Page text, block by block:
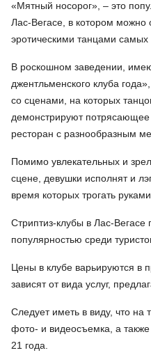
«Мятный носорог», – это
Лас-Вегасе, в котором можно
эротическими танцами самых
В роскошном заведении,
джентльменского клуба
со сценами, на которых
демонстрируют
ресторан с разнообразным
Помимо увлекательных и
сцене, девушки исполнят и
время которых трогать
Стриптиз-клубы в Лас-Вегасе
популярностью среди
Цены в клубе варьируются в
зависят от вида услуг,
Следует иметь в виду, что на
фото- и видеосъемка, а
21 года.